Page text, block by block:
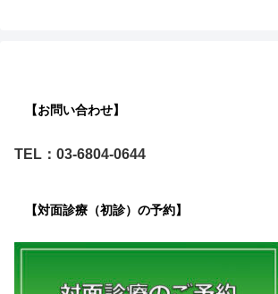
【お問い合わせ】
TEL：03-6804-0644
【対面診療（初診）の予約】